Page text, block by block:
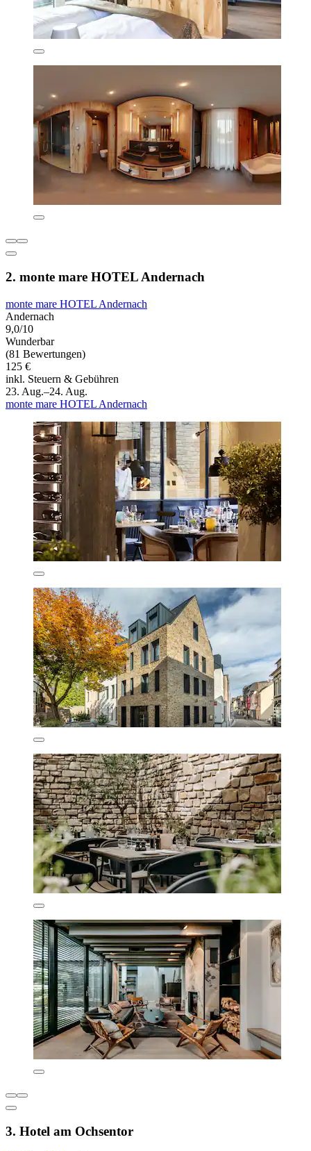
2. monte mare HOTEL Andernach
monte mare HOTEL Andernach
Andernach
9,0/10
Wunderbar
(81 Bewertungen)
125 €
inkl. Steuern & Gebühren
23. Aug.–24. Aug.
monte mare HOTEL Andernach
3. Hotel am Ochsentor